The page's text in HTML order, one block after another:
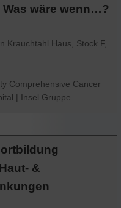
Was wäre wenn…?
Krauchtahl Haus, Stock F,
Comprehensive Cancer
| Insel Gruppe
&